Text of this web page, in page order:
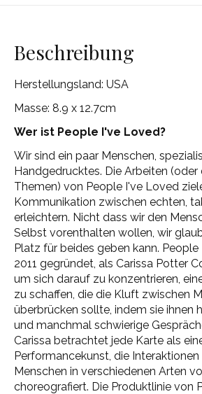
Beschreibung
Herstellungsland: USA
Masse: 8.9 x 12.7cm
Wer ist People I've Loved?
Wir sind ein paar Menschen,
Handgedrucktes. Die Arbeiten (oder
Themen) von People I've Loved
Kommunikation zwischen echten,
erleichtern. Nicht dass wir den
Selbst vorenthalten wollen, wir
Platz für beides geben kann.
2011 gegründet, als Carissa Potter
um sich darauf zu konzentrieren,
zu schaffen, die die Kluft zwischen
überbrücken sollte, indem sie ihnen
und manchmal schwierige
Carissa betrachtet jede Karte als
Performancekunst, die
Menschen in verschiedenen Arten
choreografiert. Die Produktlinie von